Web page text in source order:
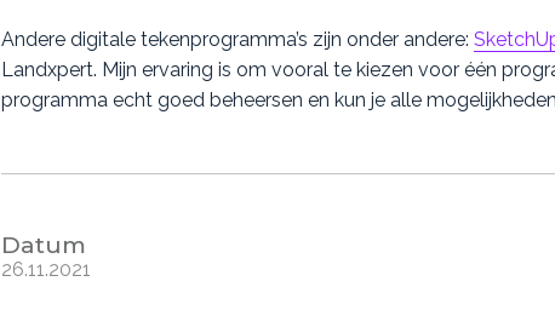
Andere digitale tekenprogramma’s zijn onder andere:
Landxpert. Mijn ervaring is om vooral te kiezen voor één
programma echt goed beheersen en kun je alle
Datum
26.11.2021